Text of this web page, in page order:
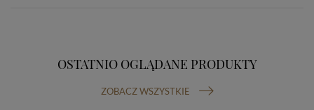
OSTATNIO OGLĄDANE PRODUKTY
ZOBACZ WSZYSTKIE